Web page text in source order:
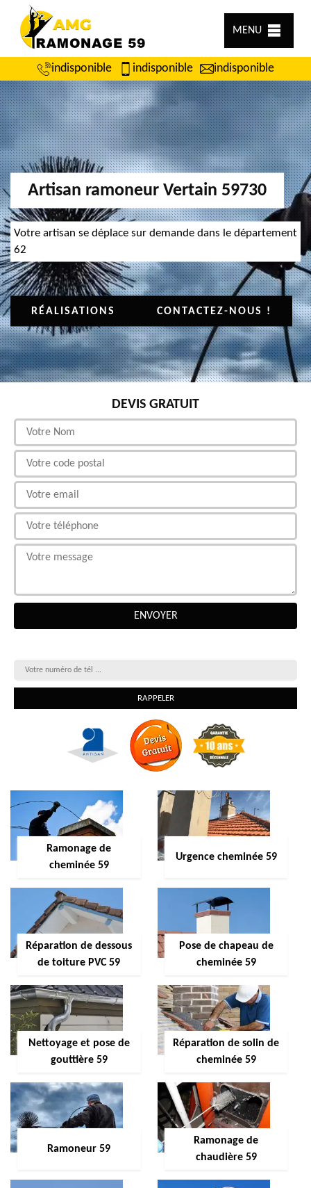
MENU
indisponible indisponible indisponible
Artisan ramoneur Vertain 59730
Votre artisan se déplace sur demande dans le département
62
RÉALISATIONS CONTACTEZ-NOUS !
DEVIS GRATUIT
Ramonage de
cheminée 59
Urgence cheminée 59
Réparation de dessous
de toiture PVC 59
Pose de chapeau de
cheminée 59
Nettoyage et pose de
gouttière 59
Réparation de solin de
cheminée 59
Ramoneur 59
Ramonage de
chaudière 59